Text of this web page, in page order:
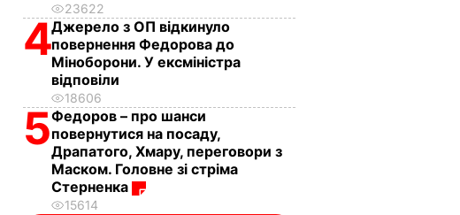
23622
4Джерело з ОП відкинуло
повернення Федорова до
Міноборони. У ексміністра
відповіли
18606
5Федоров – про шанси
повернутися на посаду,
Драпатого, Хмару, переговори з
Маском. Головне зі стріма
Стерненка
15614